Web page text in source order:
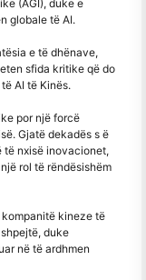
(AGI), duke e
globale të AI.
e të dhënave,
sfida kritike që do
AI të Kinës.
por një forcë
Gjatë dekadës s ë
të nxisë inovacionet,
rol të rëndësishëm
kineze të
duke
në të ardhmen